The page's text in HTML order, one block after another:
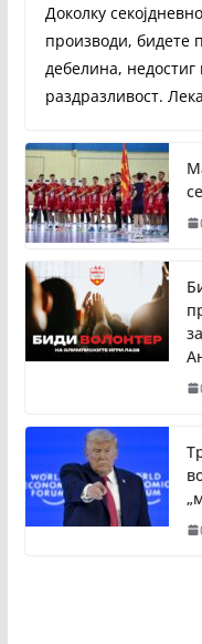
Доколку
производи, бидете
дебелина,
раздразливост.